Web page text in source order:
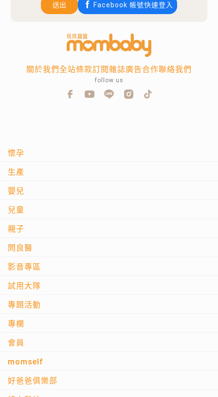
送出
Facebook 帳號快速登入
懷孕
生產
嬰兒
兒童
親子
問良醫
影音專區
試用大隊
專題活動
專欄
會員
momself
好爸爸俱樂部
關於我們全站條款訂閱雜誌廣告合作聯絡我們
follow us